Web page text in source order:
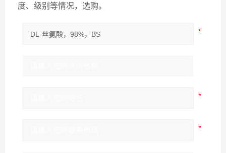
度、级别等情况，选购。